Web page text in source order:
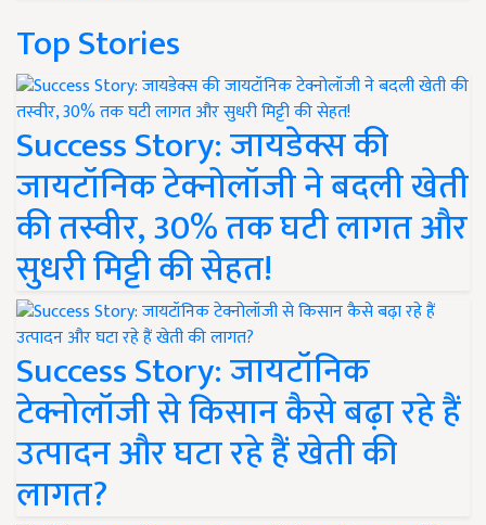
Top Stories
Success Story: जायडेक्स की
जायटॉनिक टेक्नोलॉजी ने बदली खेती
की तस्वीर, 30% तक घटी लागत और
सुधरी मिट्टी की सेहत!
Success Story: जायटॉनिक
टेक्नोलॉजी से किसान कैसे बढ़ा रहे हैं
उत्पादन और घटा रहे हैं खेती की
लागत?